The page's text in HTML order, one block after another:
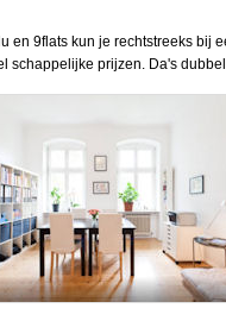
en 9flats kun je rechtstreeks bij
schappelijke prijzen. Da's